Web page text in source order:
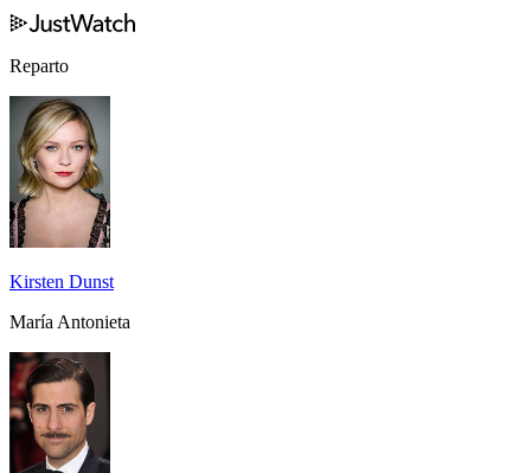
Reparto
Kirsten Dunst
María Antonieta